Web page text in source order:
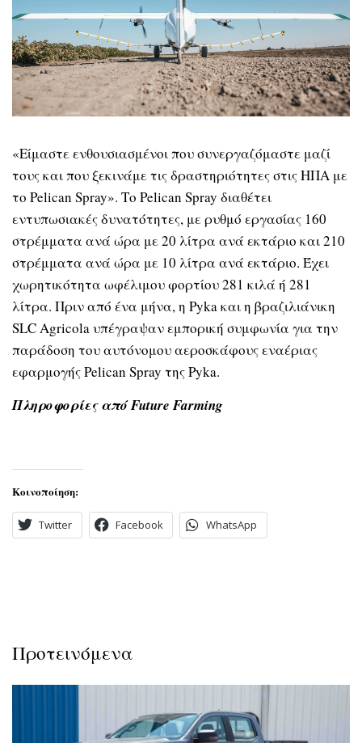
«Είμαστε ενθουσιασμένοι που συνεργαζόμαστε μαζί
τους και που ξεκινάμε τις δραστηριότητες στις ΗΠΑ με
το Pelican Spray». Το Pelican Spray διαθέτει
εντυπωσιακές δυνατότητες, με ρυθμό εργασίας 160
στρέμματα ανά ώρα με 20 λίτρα ανά εκτάριο και 210
στρέμματα ανά ώρα με 10 λίτρα ανά εκτάριο. Έχει
χωρητικότητα ωφέλιμου φορτίου 281 κιλά ή 281
λίτρα. Πριν από ένα μήνα, η Pyka και η βραζιλιάνικη
SLC Agricola υπέγραψαν εμπορική συμφωνία για την
παράδοση του αυτόνομου αεροσκάφους εναέριας
εφαρμογής Pelican Spray της Pyka.
Πληροφορίες από Future Farming
Κοινοποίηση:
Twitter Facebook WhatsApp
Προτεινόμενα